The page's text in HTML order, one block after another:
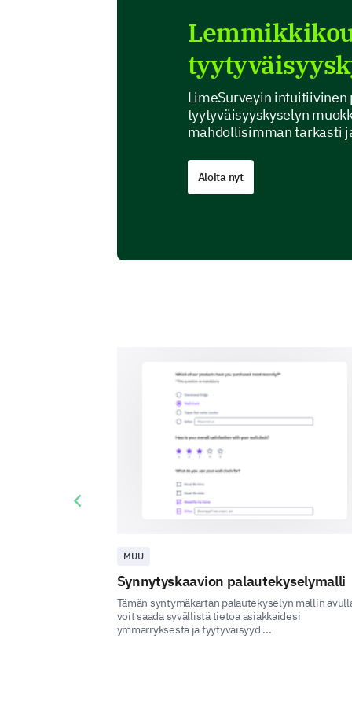
LimeSurveyin
tyytyväisyyskyselyn
mahdollisimman tarkasti
Aloita nyt
MUU
Synnytyskaavion palautekyselymalli
Tämän syntymäkartan palautekyselyn mallin
voit saada syvällistä tietoa asiakkaidesi
ymmärryksestä ja tyytyväisyyd ...
Previous slide